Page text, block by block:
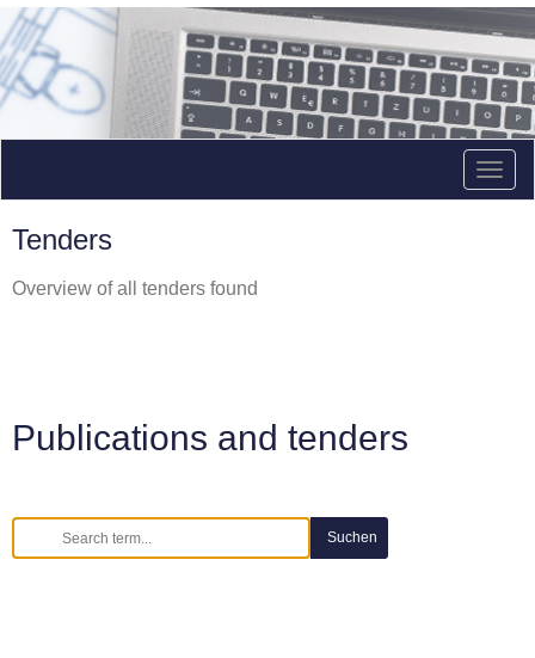
Tenders
Overview of all tenders found
Publications and tenders